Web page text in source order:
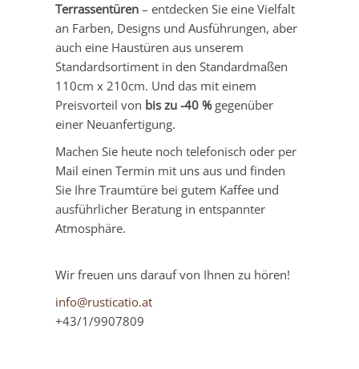
Terrassentüren – entdecken Sie eine Vielfalt
an Farben, Designs und Ausführungen, aber
auch eine Haustüren aus unserem
Standardsortiment in den Standardmaßen
110cm x 210cm. Und das mit einem
Preisvorteil von bis zu -40 %gegenüber
einer Neuanfertigung.
Machen Sie heute noch telefonisch oder per
Mail einen Termin mit uns aus und finden
Sie Ihre Traumtüre bei gutem Kaffee und
ausführlicher Beratung in entspannter
Atmosphäre.
Wir freuen uns darauf von Ihnen zu hören!
info@rusticatio.at
+43/1/9907809